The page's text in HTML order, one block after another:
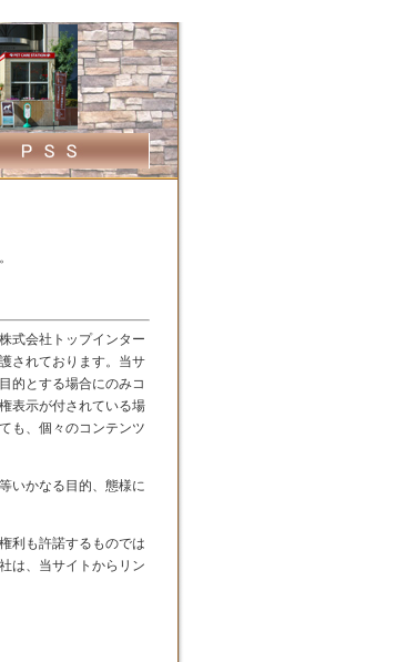
式会社トップインター
されております。当サ
的とする場合にのみコ
表示が付されている場
も、個々のコンテンツ
いかなる目的、態様に
利も許諾するものでは
は、当サイトからリン